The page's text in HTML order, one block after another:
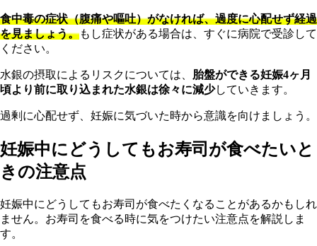
食中毒の症状（腹痛や嘔吐）がなければ、過度に心配せず経過
を見ましょう。もし症状がある場合は、すぐに病院で受診して
ください。
水銀の摂取によるリスクについては、 胎盤ができる妊娠4ヶ月
頃より前に取り込まれた水銀は徐々に減少していきます。
過剰に心配せず、妊娠に気づいた時から意識を向けましょう。
妊娠中にどうしてもお寿司が食べたいと
きの注意点
妊娠中にどうしてもお寿司が食べたくなることがあるかもしれ
ません。お寿司を食べる時に気をつけたい注意点を解説しま
す。